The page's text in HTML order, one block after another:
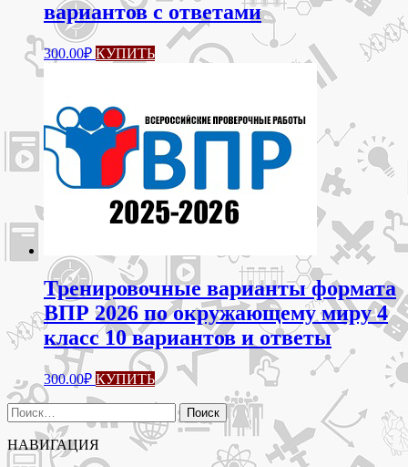
вариантов с ответами
300.00₽ КУПИТЬ
Тренировочные варианты формата
ВПР 2026 по окружающему миру 4
класс 10 вариантов и ответы
300.00₽ КУПИТЬ
Найти:
НАВИГАЦИЯ